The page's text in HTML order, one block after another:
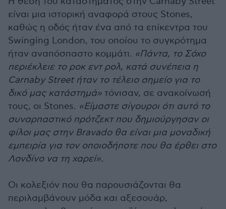
είναι μια ιστορική αναφορά στους Stones,
καθώς η οδός ήταν ένα από τα επίκεντρα του
Swinging London, του οποίου το συγκρότημα
ήταν αναπόσπαστο κομμάτι. «Πάντα, το Σόχο
περιέκλειε το ροκ εντ ρολ, κατά συνέπεια η
Carnaby Street ήταν το τέλειο σημείο για το
δικό μας κατάστημά» τόνισαν, σε ανακοίνωσή
τους, οι Stones. «Είμαστε σίγουροι ότι αυτό το
συναρπαστικό πρότζεκτ που δημιούργησαν οι
φίλοι μας στην Bravado θα είναι μια μοναδική
εμπειρία για τον οποιοδήποτε που θα έρθει στο
Λονδίνο να τη χαρεί».
Οι κολεξιόν που θα παρουσιάζονται θα
περιλαμβάνουν μόδα και αξεσουάρ,